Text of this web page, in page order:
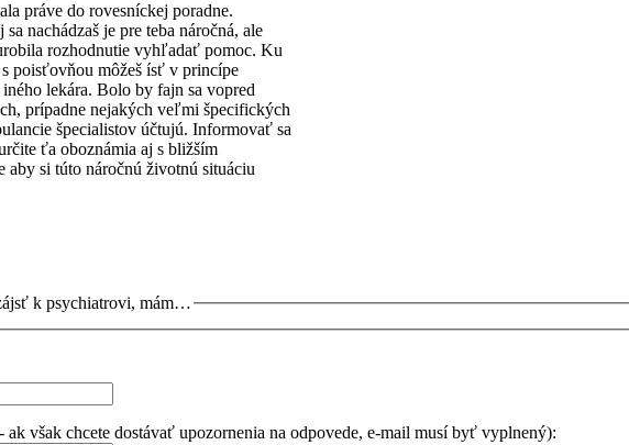
práve do rovesníckej poradne.
nachádzaš je pre teba náročná, ale
rozhodnutie vyhľadať pomoc. Ku
poisťovňou môžeš ísť v princípe
lekára. Bolo by fajn sa vopred
prípadne nejakých veľmi špecifických
špecialistov účtujú. Informovať sa
ťa oboznámia aj s bližším
si túto náročnú životnú situáciu
k psychiatrovi, mám…
však chcete dostávať upozornenia na odpovede, e-mail musí byť vyplnený):